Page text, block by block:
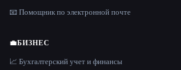
📧 Помощник по электронной почте
💼БИЗНЕС
📈 Бухгалтерский учет и финансы